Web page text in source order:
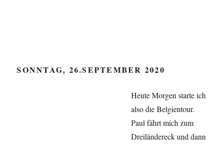
SONNTAG, 26.SEPTEMBER 2020
Heute Morgen starte ich
also die Belgientour.
Paul fährt mich zum
Dreiländereck und dann